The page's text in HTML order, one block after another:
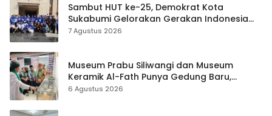
Sambut HUT ke-25, Demokrat Kota
Sukabumi Gelorakan Gerakan Indonesia
ASRI Lewat Aksi Bersih Masjid Agung
7 Agustus 2026
Museum Prabu Siliwangi dan Museum
Keramik Al-Fath Punya Gedung Baru,
Hampir 500 Koleksi Dipisahkan
6 Agustus 2026